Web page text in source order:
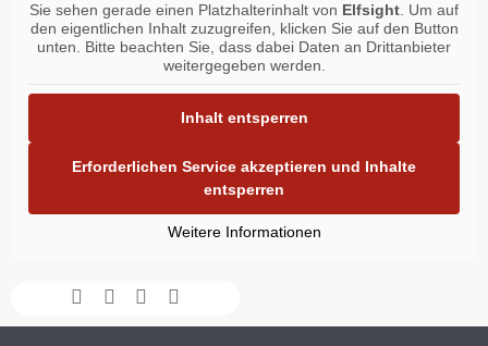
Sie sehen gerade einen Platzhalterinhalt von Elfsight . Um auf
den eigentlichen Inhalt zuzugreifen, klicken Sie auf den Button
unten. Bitte beachten Sie, dass dabei Daten an Drittanbieter
weitergegeben werden.
Inhalt entsperren
Erforderlichen Service akzeptieren und Inhalte
entsperren
Weitere Informationen
Facebook-
f
Instagram
YoutubeEnvelope